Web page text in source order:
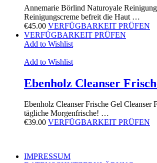
Annemarie Börlind Naturoyale
Reinigungscreme befreit die Haut …
€45.00 VERFÜGBARKEIT PRÜFEN
VERFÜGBARKEIT PRÜFEN
Add to Wishlist
Add to Wishlist
Ebenholz Cleanser
Ebenholz Cleanser Frische Gel Cleanser
tägliche Morgenfrische! …
€39.00 VERFÜGBARKEIT PRÜFEN
IMPRESSUM